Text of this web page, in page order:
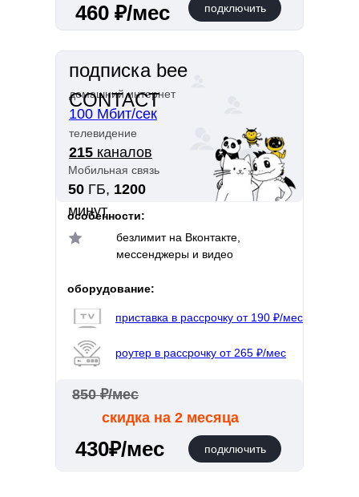
подписка bee
CONTACT
домашний интернет
телевидение
Мобильная связь
100 Мбит/сек
215 каналов
подключить
50 ГБ, 1200
минут
430₽/мес
безлимит на Вконтакте,
мессенджеры и видео
приставка в рассрочку от 190 ₽/мес
роутер в рассрочку от 265 ₽/мес
оборудование:
особенности:
850 ₽/мес
скидка на 2 месяца
подключить
460 ₽/мес